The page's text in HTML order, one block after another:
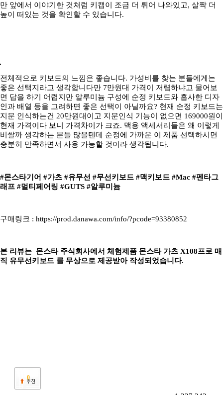
만 앞에서 이야기한 것처럼 키캡이 조금 더 튀어 나와있고, 살짝 더
높이 떠있는 것을 확인할 수 있습니다.
전체적으로 키보드의 느낌은 좋습니다. 가성비를 찾는 분들에게는
좋은 선택지라고 생각합니다만 7만원대 가격이 저렴하냐고 물어보
면 답을 하기 어렵지만 알루미늄 구성에 순정 키보드와 흡사한 디자
인과 배열 등을 고려하면 좋은 선택이 아닐까요? 현재 순정 키보드는
지문 인식하는건 20만원대이고 지문인식 기능이 없으면 169000원이
현재 가격이다 보니 가격차이가 크죠. 맥용 액세서리들은 왜 이렇게
비쌀까 생각하는 분들 많을텐데 순정에 가까운 이 제품 선택하시면
충분히 만족하면서 사용 가능할 것이라 생각됩니다.
#몬스타기어 #가츠 #유무선 #무선키보드 #맥키보드 #Mac #펜타그
래프 #멀티페어링 #GUTS #알루미늄
구매링크 : https://prod.danawa.com/info/?pcode=93380852
본 리뷰는 몬스타 주식회사에서 체험제품 몬스타 가츠 X108프로 매
직 유무선키보드 를 무상으로 제공받아 작성되었습니다.
0